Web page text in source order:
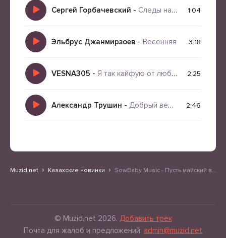
Сергей Горбачевский - Следы на песке 1:04
Эльбрус Джанмирзоев - Весенняя 3:18
VESNA305 - Я так кайфую от любви 2:25
Александр Трушин - Добрый вечер всем 2:46
Muzid.net Казахские новинки SowBaby Music - Пусть майский вечер
© Muzid.net 2026. Добавить трек
Почта для жалоб и предложений: admin@muzid.net